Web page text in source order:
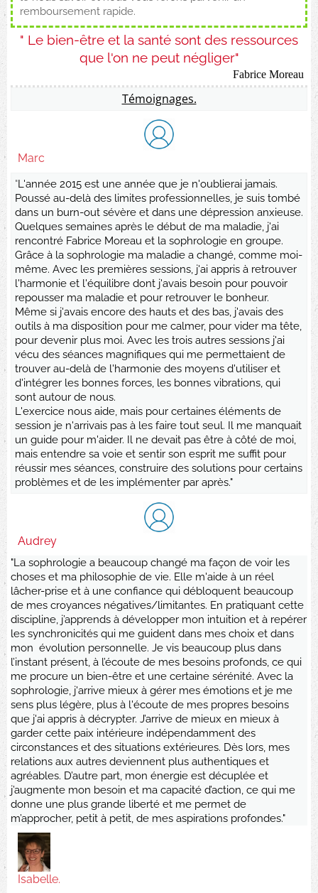
remboursement rapide.
" Le bien-être et la santé sont des ressources
que l'on ne peut négliger"
Fabrice Moreau
Témoignages.
Marc
"L'année 2015 est une année que je n'oublierai jamais.
Poussé au-delà des limites professionnelles, je suis tombé
dans un burn-out sévère et dans une dépression anxieuse.
Quelques semaines après le début de ma maladie, j'ai
rencontré Fabrice Moreau et la sophrologie en groupe.
Grâce à la sophrologie ma maladie a changé, comme moi-
même. Avec les premières sessions, j'ai appris à retrouver
l'harmonie et l'équilibre dont j'avais besoin pour pouvoir
repousser ma maladie et pour retrouver le bonheur.
Même si j'avais encore des hauts et des bas, j'avais des
outils à ma disposition pour me calmer, pour vider ma tête,
pour devenir plus moi. Avec les trois autres sessions j'ai
vécu des séances magnifiques qui me permettaient de
trouver au-delà de l'harmonie des moyens d'utiliser et
d'intégrer les bonnes forces, les bonnes vibrations, qui
sont autour de nous.
L'exercice nous aide, mais pour certaines éléments de
session je n'arrivais pas à les faire tout seul. Il me manquait
un guide pour m'aider. Il ne devait pas être à côté de moi,
mais entendre sa voie et sentir son esprit me suffit pour
réussir mes séances, construire des solutions pour certains
problèmes et de les implémenter par après."
Audrey
"La sophrologie a beaucoup changé ma façon de voir les
choses et ma philosophie de vie. Elle m'aide à un réel
lâcher-prise et à une confiance qui débloquent beaucoup
de mes croyances négatives/limitantes. En pratiquant cette
discipline, j’apprends à développer mon intuition et à repérer
les synchronicités qui me guident dans mes choix et dans
mon évolution personnelle. Je vis beaucoup plus dans
l’instant présent, à l’écoute de mes besoins profonds, ce qui
me procure un bien-être et une certaine sérénité. Avec la
sophrologie, j'arrive mieux à gérer mes émotions et je me
sens plus légère, plus à l'écoute de mes propres besoins
que j'ai appris à décrypter. J’arrive de mieux en mieux à
garder cette paix intérieure indépendamment des
circonstances et des situations extérieures. Dès lors, mes
relations aux autres deviennent plus authentiques et
agréables. D’autre part, mon énergie est décuplée et
j’augmente mon besoin et ma capacité d’action, ce qui me
donne une plus grande liberté et me permet de
m’approcher, petit à petit, de mes aspirations profondes."
Isabelle.